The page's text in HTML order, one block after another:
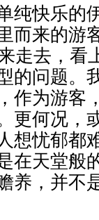
纯快乐的
而来的游
走去，看
的问题。
为游客
更何况，
忧郁都
在天堂般
养，并不